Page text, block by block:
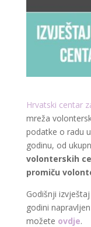
Hrvatski centar
mreža
podatke o radu
godinu, od
volonterskih
promiču
Godišnji
godini
možete ovdje.